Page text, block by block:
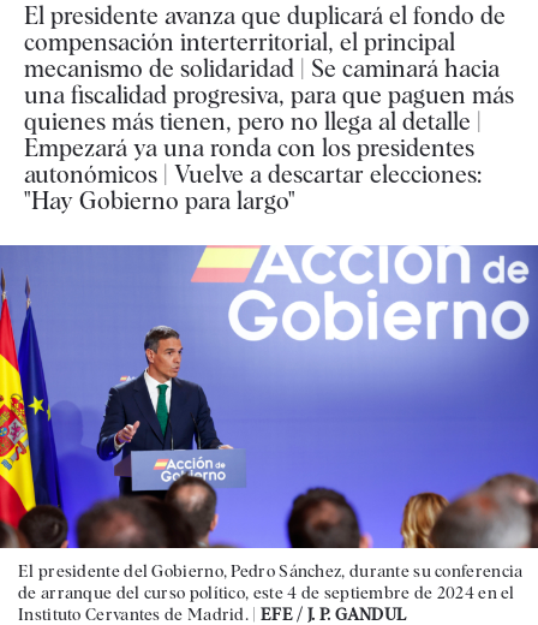
El presidente avanza que duplicará el fondo de
compensación interterritorial, el principal
mecanismo de solidaridad | Se caminará hacia
una fiscalidad progresiva, para que paguen más
quienes más tienen, pero no llega al detalle |
Empezará ya una ronda con los presidentes
autonómicos | Vuelve a descartar elecciones:
"Hay Gobierno para largo"
El presidente del Gobierno, Pedro Sánchez, durante su conferencia
de arranque del curso político, este 4 de septiembre de 2024 en el
Instituto Cervantes de Madrid. | EFE / J. P. GANDUL